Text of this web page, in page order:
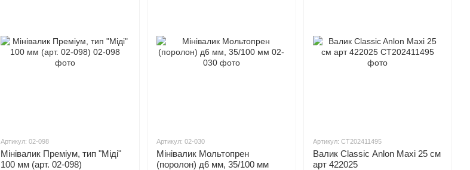
Артикул: 02-098
Мінівалик Преміум, тип "Міді"
100 мм (арт. 02-098)
Артикул: 02-030
Мінівалик Мольтопрен
(поролон) д6 мм, 35/100 мм
Артикул: СТ202411495
Валик Classic Anlon Maxi 25 cм
арт 422025